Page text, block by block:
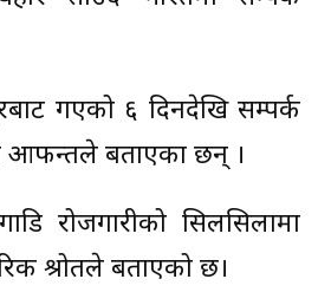
गएको ६ दिनदेखि सम्पर्क
आफन्तले बताएका छन् ।
रोजगारीको सिलसिलामा
श्रोतले बताएको छ।